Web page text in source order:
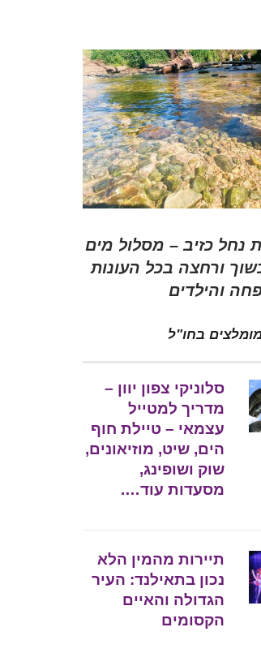
נחל כזיב – מסלול מים
ורחצה בכל העונות
והילדים
בחו"ל
סלוניקי צפון יוון –
מדריך למטייל
עצמאי – טיילת חוף
הים, שיט, מוזיאונים,
שוק ושופינג,
מסעדות עוד….
תיירות מהמין הלא
נכון בתאילנד: העיר
הגדולה והאיים
הקסומים